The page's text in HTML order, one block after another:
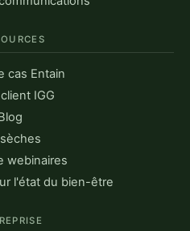
cas Entain
IGG
webinaires
l'état du bien-être